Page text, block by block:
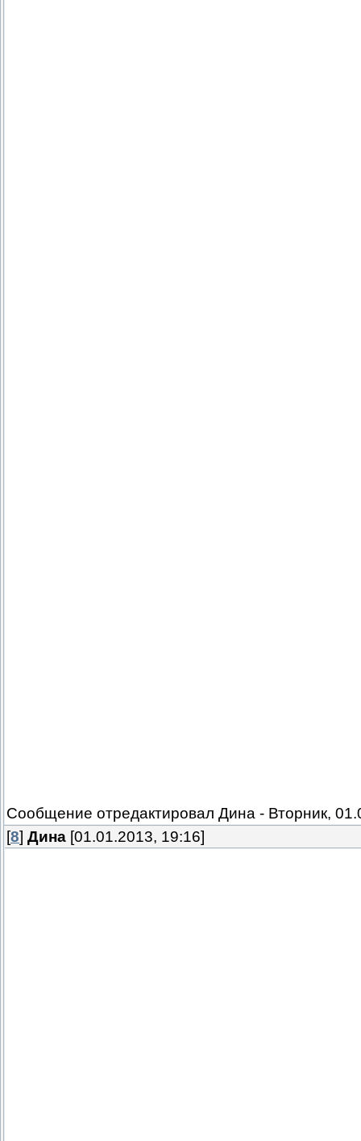
Сообщение отредактировал Дина - Вторник,
[8] Дина [01.01.2013, 19:16]